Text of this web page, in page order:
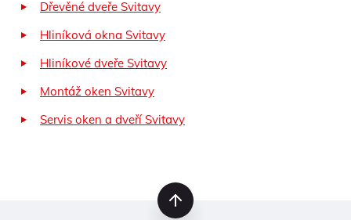
Dřevěné dveře Svitavy
Hliníková okna Svitavy
Hliníkové dveře Svitavy
Montáž oken Svitavy
Servis oken a dveří Svitavy